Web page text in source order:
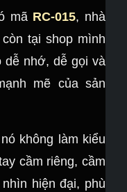
mã RC-015, nhà
tại shop mình
dễ nhớ, dễ gọi và
mẽ của sản
không làm kiểu
cầm riêng, cầm
hiện đại, phù